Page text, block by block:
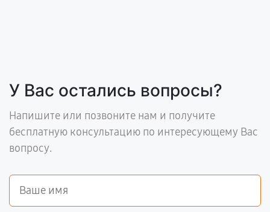
У Вас остались вопросы?
Напишите или позвоните нам и получите
бесплатную консультацию по интересующему Вас
вопросу.